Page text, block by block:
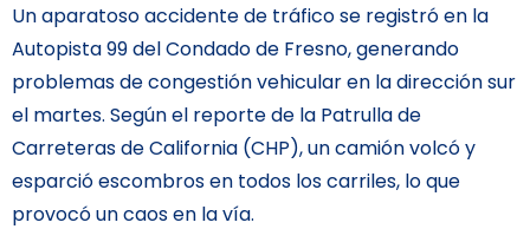
Un aparatoso accidente de tráfico se registró en la
Autopista 99 del Condado de Fresno, generando
problemas de congestión vehicular en la dirección sur
el martes. Según el reporte de la Patrulla de
Carreteras de California (CHP), un camión volcó y
esparció escombros en todos los carriles, lo que
provocó un caos en la vía.